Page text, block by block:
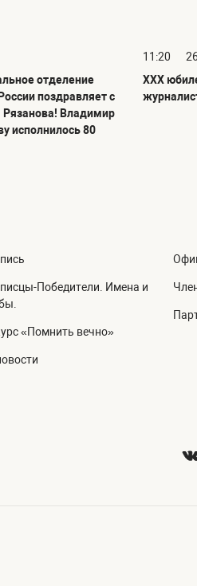
отделение
поздравляет с
Владимир
исполнилось 80
11:20
ХХХ
Победители. Имена и
«Помнить вечно»